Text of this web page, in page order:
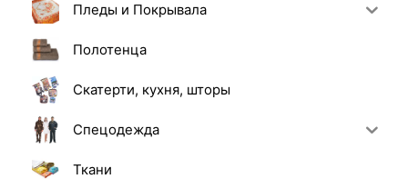
Пледы и Покрывала
Полотенца
Скатерти, кухня, шторы
Спецодежда
Ткани